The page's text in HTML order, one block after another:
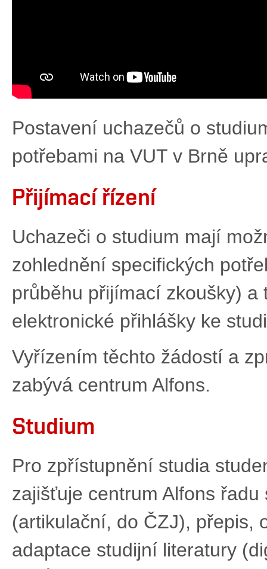
Postavení uchazečů o
potřebami na VUT v Brně
Přijímací řízení
Uchazeči o studium mají
zohlednění specifických
průběhu přijímací zkoušky)
elektronické přihlášky ke
Vyřízením těchto žádostí a
zabývá centrum Alfons.
Studium
Pro zpřístupnění studia
zajišťuje centrum Alfons
(artikulační, do ČZJ), přepis,
adaptace studijní literatury